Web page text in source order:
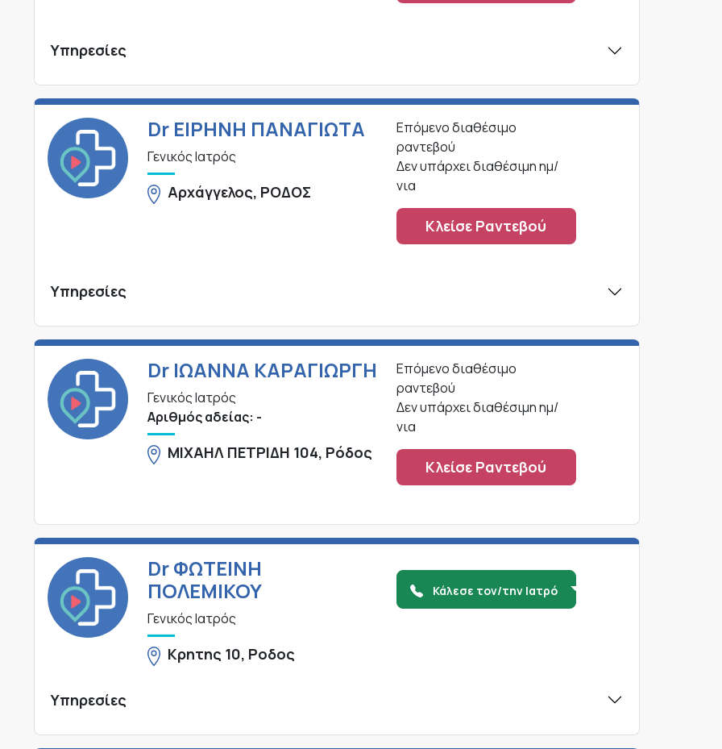
Υπηρεσίες
Dr ΕΙΡΗΝΗ ΠΑΝΑΓΙΩΤΑ
Γενικός Ιατρός
Αρχάγγελος, ΡΟΔΟΣ
Επόμενο διαθέσιμο
ραντεβού
Δεν υπάρχει διαθέσιμη ημ/
νια
Κλείσε Ραντεβού
Υπηρεσίες
Dr ΙΩΑΝΝΑ ΚΑΡΑΓΙΩΡΓΗ
Γενικός Ιατρός
Αριθμός αδείας: -
ΜΙΧΑΗΛ ΠΕΤΡΙΔΗ 104, Ρόδος
Επόμενο διαθέσιμο
ραντεβού
Δεν υπάρχει διαθέσιμη ημ/
νια
Κλείσε Ραντεβού
Dr ΦΩΤΕΙΝΗ
ΠΟΛΕΜΙΚΟΥ
Γενικός Ιατρός
Κρητης 10, Ροδος
Κάλεσε τον/την Ιατρό
Υπηρεσίες